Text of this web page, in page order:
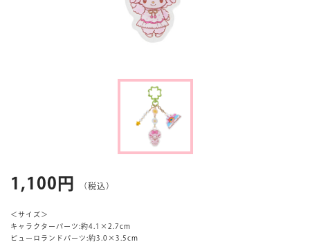
1,100円 （税込）
＜サイズ＞
キャラクターパーツ:約4.1×2.7cm
ピューロランドパーツ:約3.0×3.5cm